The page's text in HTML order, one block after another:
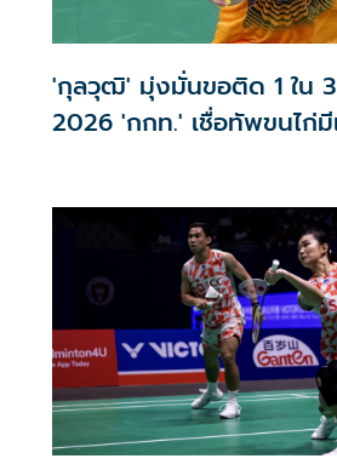
'กุลวุฒิ' มุ่งมั่นขอติด 1 ใน 3
2026 'กกท.' เชื่อทัพขนไก่